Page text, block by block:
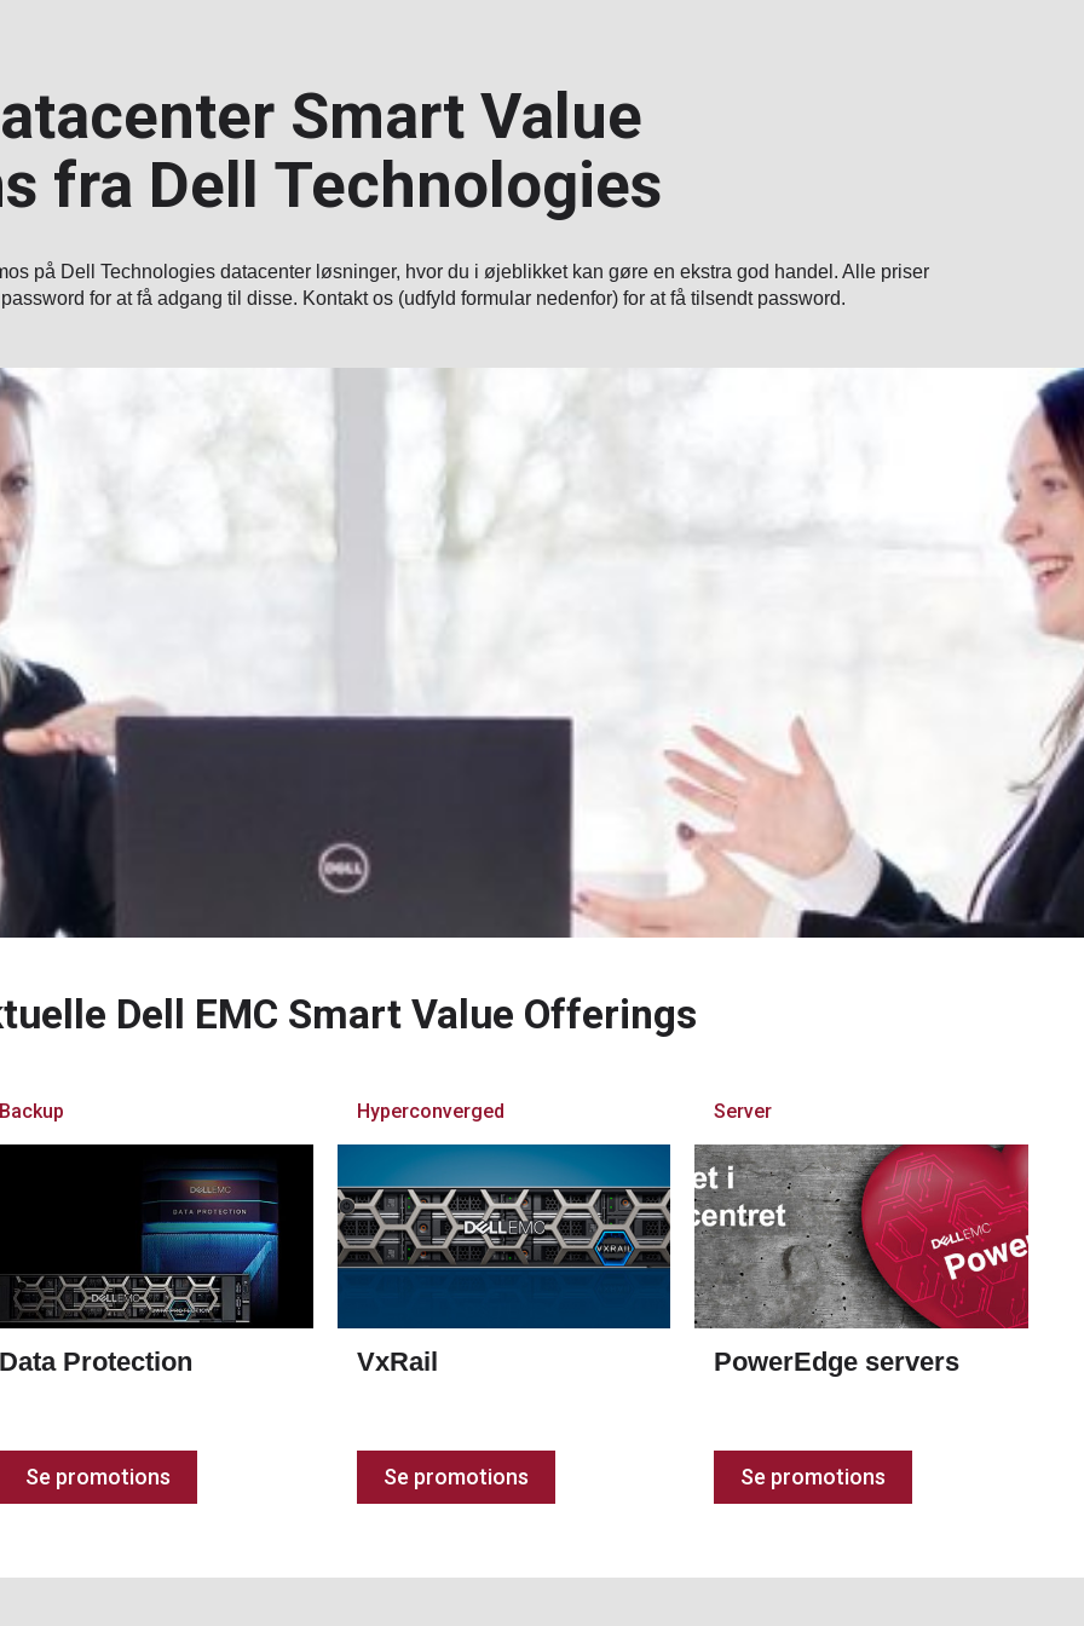
Smart Value
fra Dell Technologies
på Dell Technologies datacenter løsninger, hvor du i øjeblikket kan gøre en ekstra god handel. Alle priser
for at få adgang til disse. Kontakt os (udfyld formular nedenfor) for at få tilsendt password.
Dell EMC Smart Value Offerings
Protection
Se promotions
Hyperconverged
VxRail
Se promotions
Server
PowerEdge servers
Se promotions